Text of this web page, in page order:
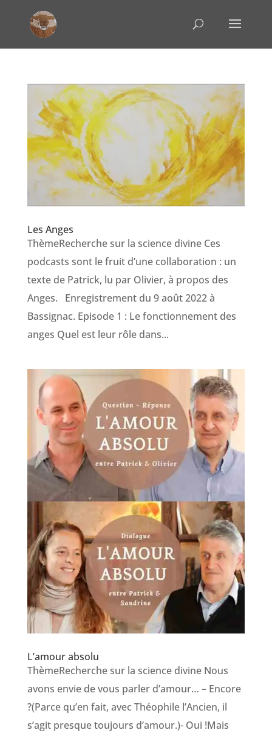
Les Anges
ThèmeRecherche sur la science divine Ces
podcasts sont le fruit d’une collaboration : un
texte de Patrick, lu par Olivier, à propos des
Anges. Enregistrement du 9 août 2022 à
Bassignac. Episode 1 : Le fonctionnement des
anges Quel est leur rôle dans...
L’amour absolu
ThèmeRecherche sur la science divine Nous
avons envie de vous parler d’amour… – Encore
?(Parce qu’en fait, avec Théophile l’Ancien, il
s’agit presque toujours d’amour.)- Oui !Mais